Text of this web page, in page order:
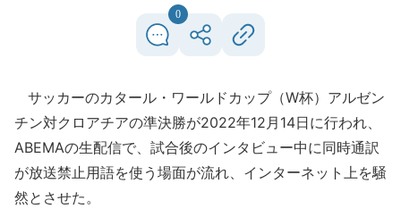
0
サッカーのカタール・ワールドカップ（W杯）アルゼン
チン対クロアチアの準決勝が2022年12月14日に行われ、
ABEMAの生配信で、試合後のインタビュー中に同時通訳
が放送禁止用語を使う場面が流れ、インターネット上を騒
然とさせた。